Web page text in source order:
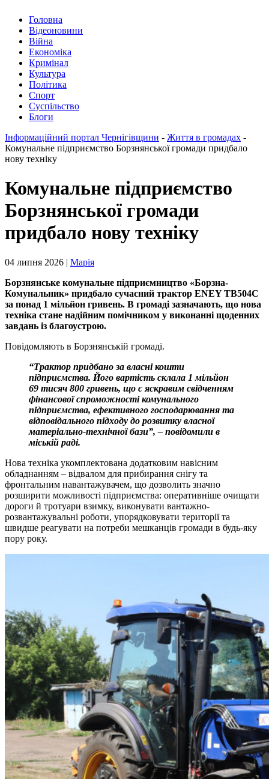
Головна
Відеоновини
Війна
Економіка
Кримінал
Культура
Політика
Спорт
Суспільство
Блоги
Інформаційний портал Чернігівщини - Життя в громадах -
Комунальне підприємство Борзнянської громади придбало
нову техніку
Комунальне підприємство
Борзнянської громади
придбало нову техніку
04 липня 2026 | Марія
Борзнянське комунальне підприємництво «Борзна-
Комунальник» придбало сучасний трактор ENEY TB504C
за понад 1 мільйон гривень. В громаді зазначають, що нова
техніка стане надійним помічником у виконанні щоденних
завдань із благоустрою.
Повідомляють в Борзнянській громаді.
“Трактор придбано за власні кошти
підприємства. Його вартість склала 1 мільйон
69 тисяч 800 гривень, що є яскравим свідченням
фінансової спроможності комунального
підприємства, ефективного господарювання та
відповідального підходу до розвитку власної
матеріально-технічної бази”, – повідомили в
міській раді.
Нова техніка укомплектована додатковим навісним
обладнанням – відвалом для прибирання снігу та
фронтальним навантажувачем, що дозволить значно
розширити можливості підприємства: оперативніше очищати
дороги й тротуари взимку, виконувати вантажно-
розвантажувальні роботи, упорядковувати території та
швидше реагувати на потреби мешканців громади в будь-яку
пору року.